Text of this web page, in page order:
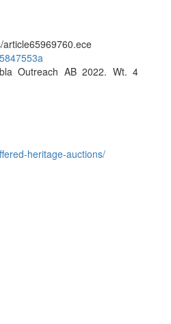
Outreach AB 2022. Wt. 4
heritage-auctions/